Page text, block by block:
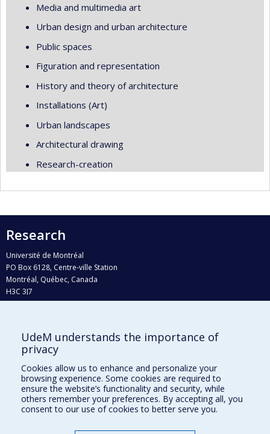
Media and multimedia art
Urban design and urban architecture
Public spaces
Figuration and representation
History and theory of architecture
Installations (Art)
Urban landscapes
Architectural drawing
Research-creation
Research
Université de Montréal
PO Box 6128, Centre-ville Station
Montréal, Québec, Canada
H3C 3J7
Who does what?
Find us
Site map
Accessibility
UdeM understands the importance of
privacy
Cookies allow us to enhance and personalize your
browsing experience. Some cookies are required to
ensure the website’s functionality and security, while
others remember your preferences. By accepting all, you
consent to our use of cookies to better serve you.